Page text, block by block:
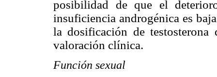
posibilidad de que el
insuficiencia androgénica es
la dosificación de
valoración clínica.
Función sexual